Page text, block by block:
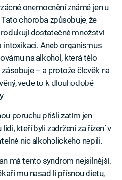
onemocnění známé jen u
choroba způsobuje, že
dostatečné množství
intoxikaci. Aneb organismus
na alkohol, která tělo
– a protože člověk na
vede to k dlouhodobé
poruchu přišli zatím jen
kteří byli zadrženi za řízení v
nic alkoholického nepili.
má tento syndrom nejsilnější,
mu nasadili přísnou dietu,